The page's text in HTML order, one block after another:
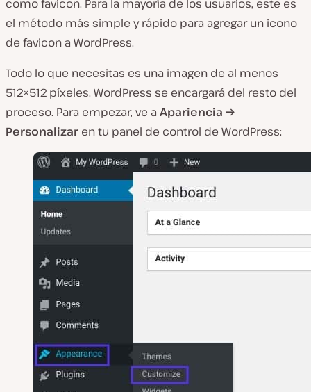
como favicon. Para la mayoría de los usuarios, este es
el método más simple y rápido para agregar un icono
de favicon a WordPress.
Todo lo que necesitas es una imagen de al menos
512×512 píxeles. WordPress se encargará del resto del
proceso. Para empezar, ve a Apariencia →
Personalizar en tu panel de control de WordPress: